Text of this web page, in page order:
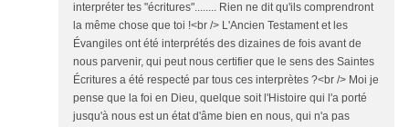
interpréter tes "écritures"........ Rien ne dit qu'ils comprendront
la même chose que toi !<br /> L'Ancien Testament et les
Évangiles ont été interprétés des dizaines de fois avant de
nous parvenir, qui peut nous certifier que le sens des Saintes
Écritures a été respecté par tous ces interprètes ?<br /> Moi je
pense que la foi en Dieu, quelque soit l'Histoire qui l'a porté
jusqu'à nous est un état d'âme bien en nous, qui n'a pas